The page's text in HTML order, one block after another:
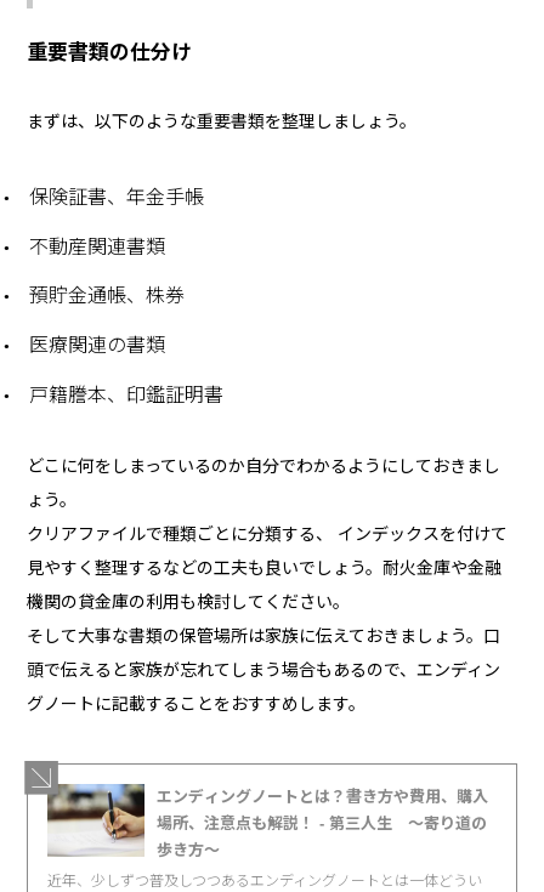
重要書類の仕分け
まずは、以下のような重要書類を整理しましょう。
保険証書、年金手帳
不動産関連書類
預貯金通帳、株券
医療関連の書類
戸籍謄本、印鑑証明書
どこに何をしまっているのか自分でわかるようにしておきまし
ょう。
クリアファイルで種類ごとに分類する、 インデックスを付けて
見やすく整理するなどの工夫も良いでしょう。耐火金庫や金融
機関の貸金庫の利用も検討してください。
そして大事な書類の保管場所は家族に伝えておきましょう。口
頭で伝えると家族が忘れてしまう場合もあるので、エンディン
グノートに記載することをおすすめします。
エンディングノートとは？書き方や費用、購入
場所、注意点も解説！ - 第三人生 〜寄り道の
歩き方〜
近年、少しずつ普及しつつあるエンディングノートとは一体どうい